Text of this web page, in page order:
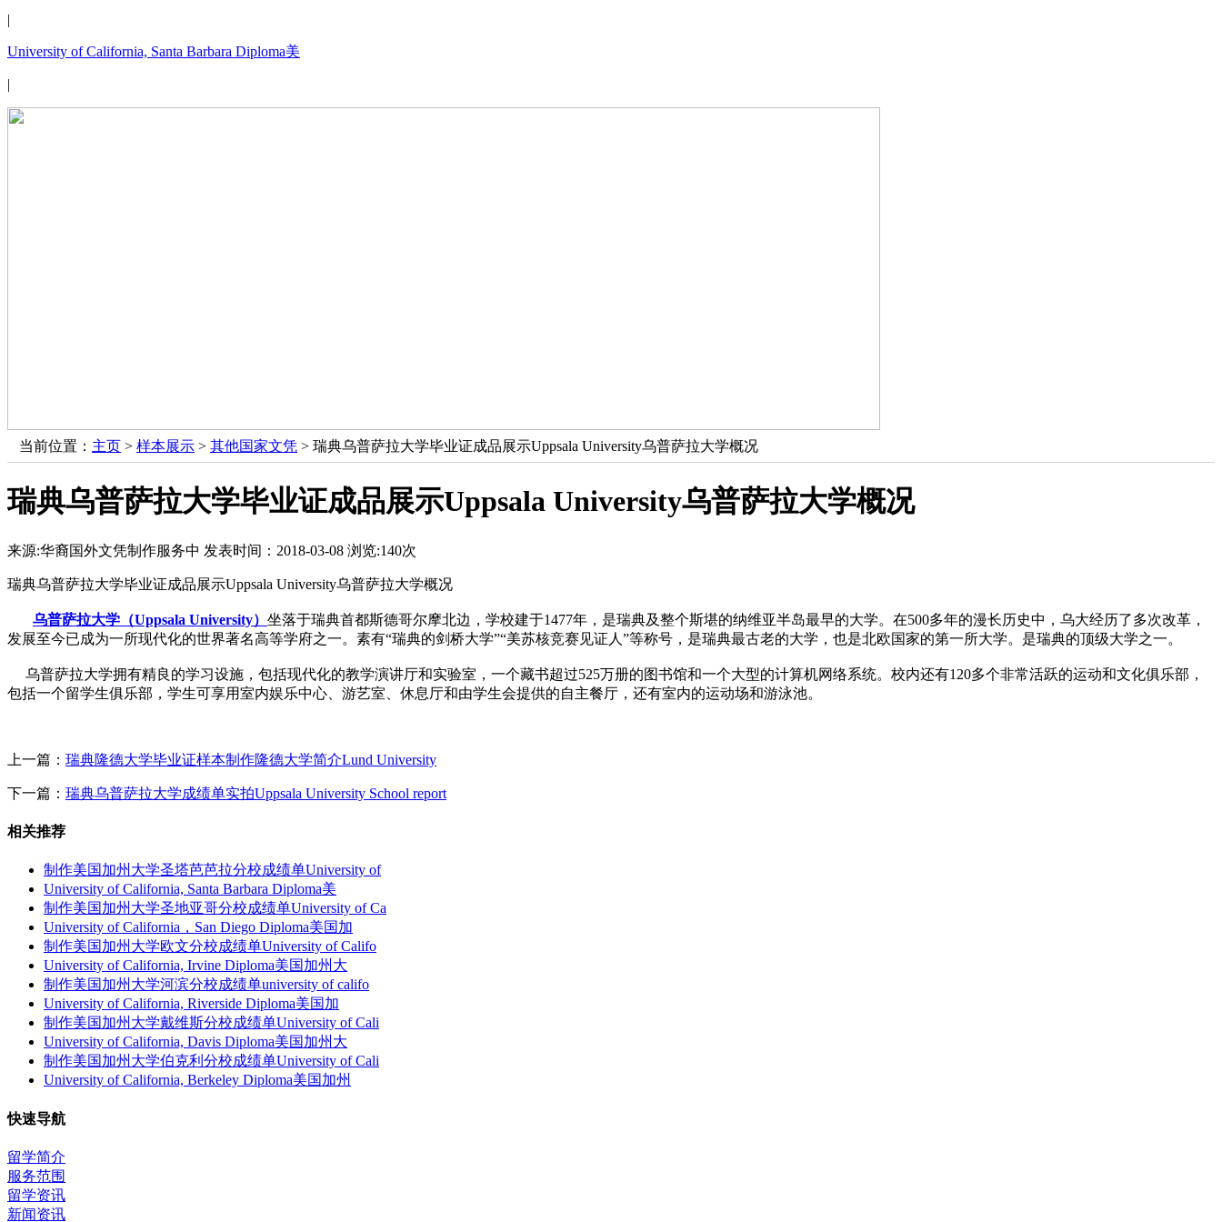
|
University of California, Santa Barbara Diploma美
|
当前位置： 主页 > 样本展示 > 其他国家文凭 > 瑞典乌普萨拉大学毕业证成品展示Uppsala University乌普萨拉大学概况
瑞典乌普萨拉大学毕业证成品展示Uppsala University乌普萨拉大学概况
来源:华裔国外文凭制作服务中 发表时间：2018-03-08 浏览:140次
瑞典乌普萨拉大学毕业证成品展示Uppsala University乌普萨拉大学概况
乌普萨拉大学（Uppsala University） 坐落于瑞典首都斯德哥尔摩北边，学校建于1477年，是瑞典及整个斯堪的纳维亚半岛最早的大学。在500多年的漫长历史中，乌大经历了多次改革，
发展至今已成为一所现代化的世界著名高等学府之一。素有“瑞典的剑桥大学”“美苏核竞赛见证人”等称号，是瑞典最古老的大学，也是北欧国家的第一所大学。是瑞典的顶级大学之一。
乌普萨拉大学拥有精良的学习设施，包括现代化的教学演讲厅和实验室，一个藏书超过525万册的图书馆和一个大型的计算机网络系统。校内还有120多个非常活跃的运动和文化俱乐部，
包括一个留学生俱乐部，学生可享用室内娱乐中心、游艺室、休息厅和由学生会提供的自主餐厅，还有室内的运动场和游泳池。
上一篇： 瑞典隆德大学毕业证样本制作隆德大学简介Lund University
下一篇： 瑞典乌普萨拉大学成绩单实拍Uppsala University School report
相关推荐
制作美国加州大学圣塔芭芭拉分校成绩单University of
University of California, Santa Barbara Diploma美
制作美国加州大学圣地亚哥分校成绩单University of Ca
University of California，San Diego Diploma美国加
制作美国加州大学欧文分校成绩单University of Califo
University of California, Irvine Diploma美国加州大
制作美国加州大学河滨分校成绩单university of califo
University of California, Riverside Diploma美国加
制作美国加州大学戴维斯分校成绩单University of Cali
University of California, Davis Diploma美国加州大
制作美国加州大学伯克利分校成绩单University of Cali
University of California, Berkeley Diploma美国加州
快速导航
留学简介
服务范围
留学资讯
新闻资讯